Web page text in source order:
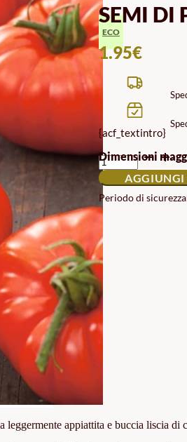
SEMI DI
ECO
1.95€
{acf_textintro}
Dimensioni
SEMI
DI
POMODORO
MARMANDE
ECO
QUANTITÀ
AGGIUNGI
Periodo di
appiattita e buccia liscia di